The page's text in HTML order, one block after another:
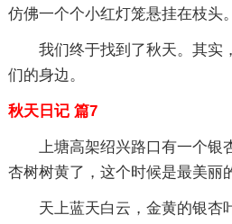
仿佛一个个小红灯笼悬挂在枝头
我们终于找到了秋天。其实
们的身边。
秋天日记 篇7
上塘高架绍兴路口有一个银
杏树树黄了，这个时候是最美丽
天上蓝天白云，金黄的银杏